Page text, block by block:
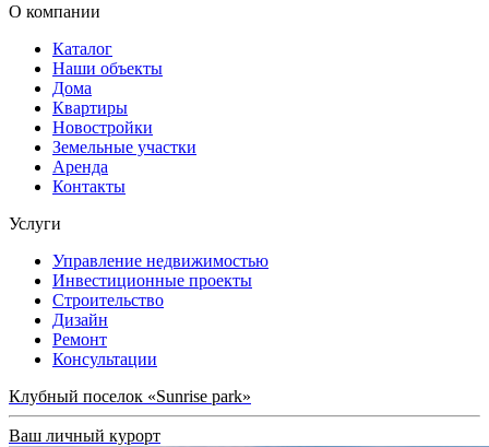
О компании
Каталог
Наши объекты
Дома
Квартиры
Новостройки
Земельные участки
Аренда
Контакты
Услуги
Управление недвижимостью
Инвестиционные проекты
Строительство
Дизайн
Ремонт
Консультации
Клубный поселок «Sunrise park»
Ваш личный курорт